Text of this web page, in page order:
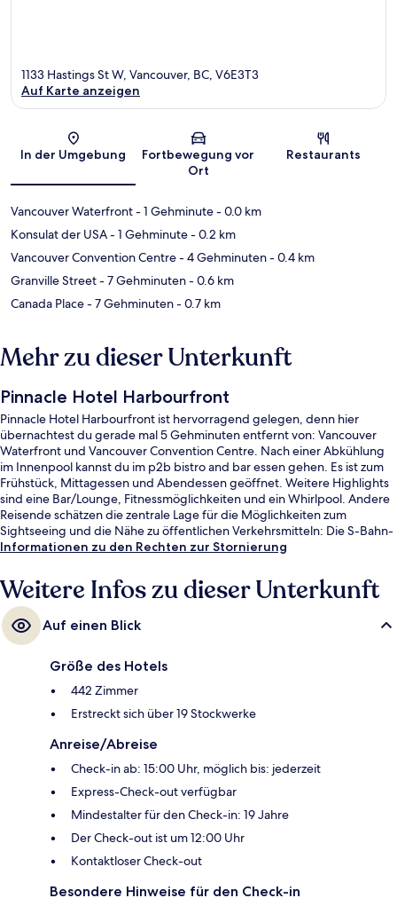
Karte
1133 Hastings St W, Vancouver, BC, V6E3T3
Auf Karte anzeigen
In der Umgebung
Fortbewegung vor
Ort
Restaurants
Vancouver Waterfront- 1 Gehminute- 0.0 km
Konsulat der USA- 1 Gehminute- 0.2 km
Vancouver Convention Centre- 4 Gehminuten- 0.4 km
Granville Street- 7 Gehminuten- 0.6 km
Canada Place- 7 Gehminuten- 0.7 km
Mehr zu dieser Unterkunft
Pinnacle Hotel Harbourfront
Pinnacle Hotel Harbourfront ist hervorragend gelegen, denn hier
übernachtest du gerade mal 5 Gehminuten entfernt von: Vancouver
Waterfront und Vancouver Convention Centre. Nach einer Abkühlung
im Innenpool kannst du im p2b bistro and bar essen gehen. Es ist zum
Frühstück, Mittagessen und Abendessen geöffnet. Weitere Highlights
sind eine Bar/Lounge, Fitnessmöglichkeiten und ein Whirlpool. Andere
Reisende schätzen die zentrale Lage für die Möglichkeiten zum
Sightseeing und die Nähe zu öffentlichen Verkehrsmitteln: Die S-Bahn-
Station Burrard ist 7 Gehminuten und die S-Bahn-Station Waterfront ist
Informationen zu den Rechten zur Stornierung
Weitere Infos zu dieser Unterkunft
Auf einen Blick
Größe des Hotels
442 Zimmer
Erstreckt sich über 19 Stockwerke
Anreise/Abreise
Check-in ab: 15:00 Uhr, möglich bis: jederzeit
Express-Check-out verfügbar
Mindestalter für den Check-in: 19 Jahre
Der Check-out ist um 12:00 Uhr
Kontaktloser Check-out
Besondere Hinweise für den Check-in